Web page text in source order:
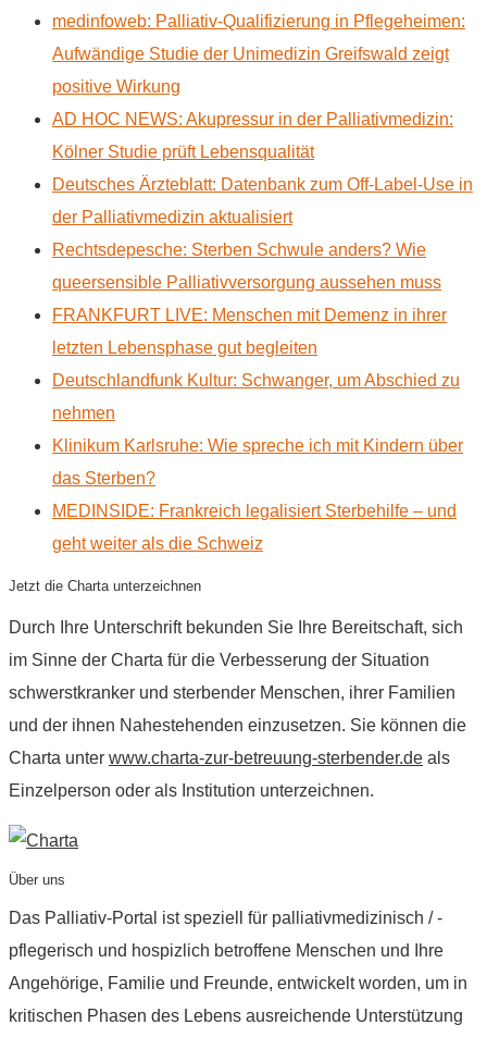
medinfoweb: Palliativ-Qualifizierung in Pflegeheimen:
Aufwändige Studie der Unimedizin Greifswald zeigt
positive Wirkung
AD HOC NEWS: Akupressur in der Palliativmedizin:
Kölner Studie prüft Lebensqualität
Deutsches Ärzteblatt: Datenbank zum Off-Label-Use in
der Palliativmedizin aktualisiert
Rechtsdepesche: Sterben Schwule anders? Wie
queersensible Palliativversorgung aussehen muss
FRANKFURT LIVE: Menschen mit Demenz in ihrer
letzten Lebensphase gut begleiten
Deutschlandfunk Kultur: Schwanger, um Abschied zu
nehmen
Klinikum Karlsruhe: Wie spreche ich mit Kindern über
das Sterben?
MEDINSIDE: Frankreich legalisiert Sterbehilfe – und
geht weiter als die Schweiz
Jetzt die Charta unterzeichnen
Durch Ihre Unterschrift bekunden Sie Ihre Bereitschaft, sich
im Sinne der Charta für die Verbesserung der Situation
schwerstkranker und sterbender Menschen, ihrer Familien
und der ihnen Nahestehenden einzusetzen. Sie können die
Charta unter www.charta-zur-betreuung-sterbender.de als
Einzelperson oder als Institution unterzeichnen.
Über uns
Das Palliativ-Portal ist speziell für palliativmedizinisch / -
pflegerisch und hospizlich betroffene Menschen und Ihre
Angehörige, Familie und Freunde, entwickelt worden, um in
kritischen Phasen des Lebens ausreichende Unterstützung